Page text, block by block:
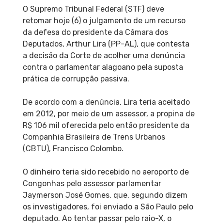
O Supremo Tribunal Federal (STF) deve
retomar hoje (6) o julgamento de um recurso
da defesa do presidente da Câmara dos
Deputados, Arthur Lira (PP-AL), que contesta
a decisão da Corte de acolher uma denúncia
contra o parlamentar alagoano pela suposta
prática de corrupção passiva.
De acordo com a denúncia, Lira teria aceitado
em 2012, por meio de um assessor, a propina de
R$ 106 mil oferecida pelo então presidente da
Companhia Brasileira de Trens Urbanos
(CBTU), Francisco Colombo.
O dinheiro teria sido recebido no aeroporto de
Congonhas pelo assessor parlamentar
Jaymerson José Gomes, que, segundo dizem
os investigadores, foi enviado a São Paulo pelo
deputado. Ao tentar passar pelo raio-X, o